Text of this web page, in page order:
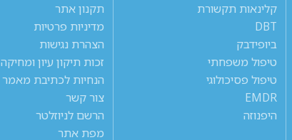
קלינאות תקשורת
DBT
ביופידבק
טיפול משפחתי
טיפול פסיכולוגי
EMDR
היפנוזה
תקנון אתר
מדיניות פרטיות
הצהרת נגישות
זכות תיקון עיון ומחיקה
הנחיות לכתיבת מאמר
צור קשר
הרשם לניוזלטר
מפת אתר